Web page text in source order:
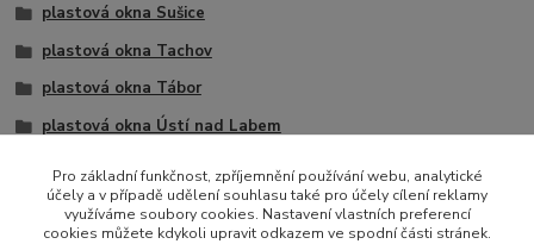
plastová okna Sušice
plastová okna Tachov
plastová okna Tábor
plastová okna Ústí nad Labem
plastová okna Žatec
1 křídlo
Pro základní funkčnost, zpříjemnění používání webu, analytické
účely a v případě udělení souhlasu také pro účely cílení reklamy
využíváme soubory cookies. Nastavení vlastních preferencí
cookies můžete kdykoli upravit odkazem ve spodní části stránek.